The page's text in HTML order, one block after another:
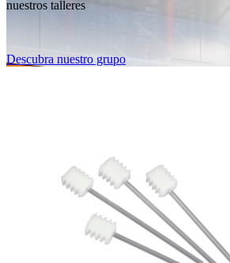
nuestros talleres
Descubra nuestro grupo